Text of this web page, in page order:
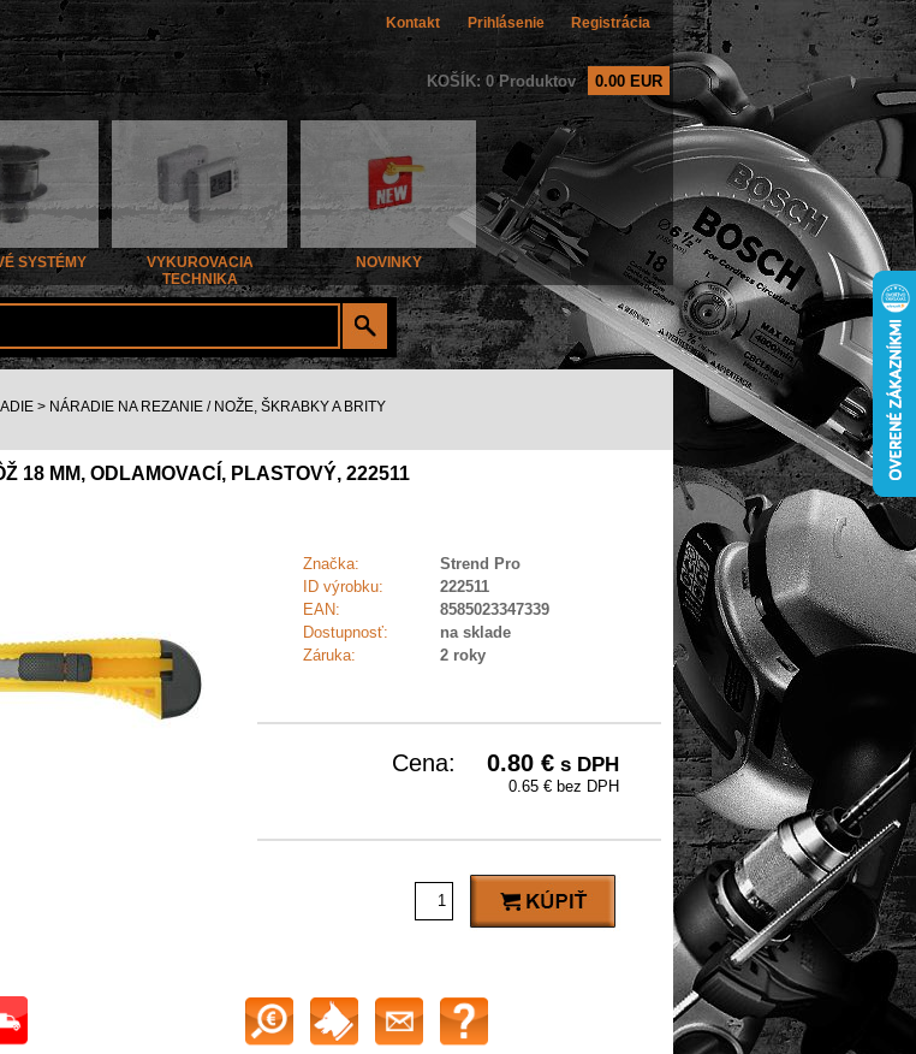
Kontakt Prihlásenie Registrácia
KOŠÍK: 0 Produktov 0.00 EUR
SYSTÉMY
VYKUROVACIA
TECHNIKA
NOVINKY
> NÁRADIE NA REZANIE / NOŽE, ŠKRABKY A BRITY
18 MM, ODLAMOVACÍ, PLASTOVÝ, 222511
Značka:
Strend Pro
ID výrobku:
222511
EAN:
8585023347339
Dostupnosť:
na sklade
Záruka:
2 roky
Cena: 0.80 € s DPH
0.65 € bez DPH